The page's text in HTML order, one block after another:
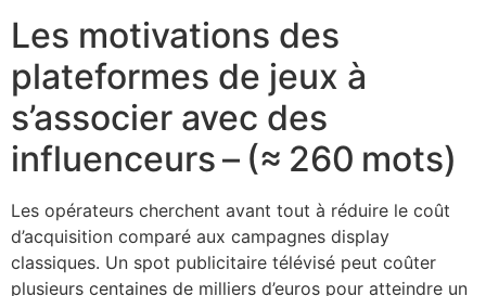
Panel
Panel
Panel
Les motivations des
plateformes de jeux à
s’associer avec des
influenceurs – (≈ 260 mots)
Les opérateurs cherchent avant tout à réduire le coût
d’acquisition comparé aux campagnes display
classiques. Un spot publicitaire télévisé peut coûter
plusieurs centaines de milliers d’euros pour atteindre un